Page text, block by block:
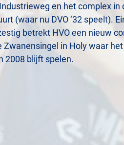
en het complex in
(waar nu DVO ‘32 speelt).
betrekt HVO een nieuw
Zwanensingel in Holy waar
2008 blijft spelen.